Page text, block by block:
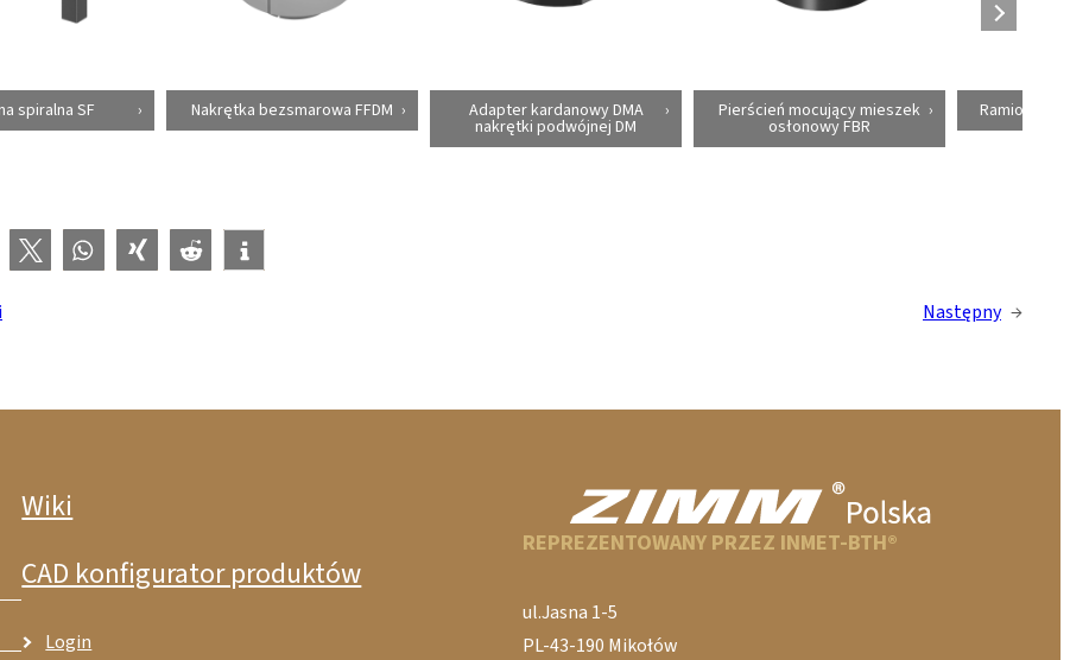
spiralna SF Nakrętka bezsmarowa FFDM Adapter kardanowy DMA
nakrętki podwójnej DM
Pierścień mocujący mieszek
osłonowy FBR
Ramiona
Następny →
Wiki
CAD konfigurator produktów
Login
REPREZENTOWANY PRZEZ INMET-BTH®
ul.Jasna 1-5
PL-43-190 Mikołów